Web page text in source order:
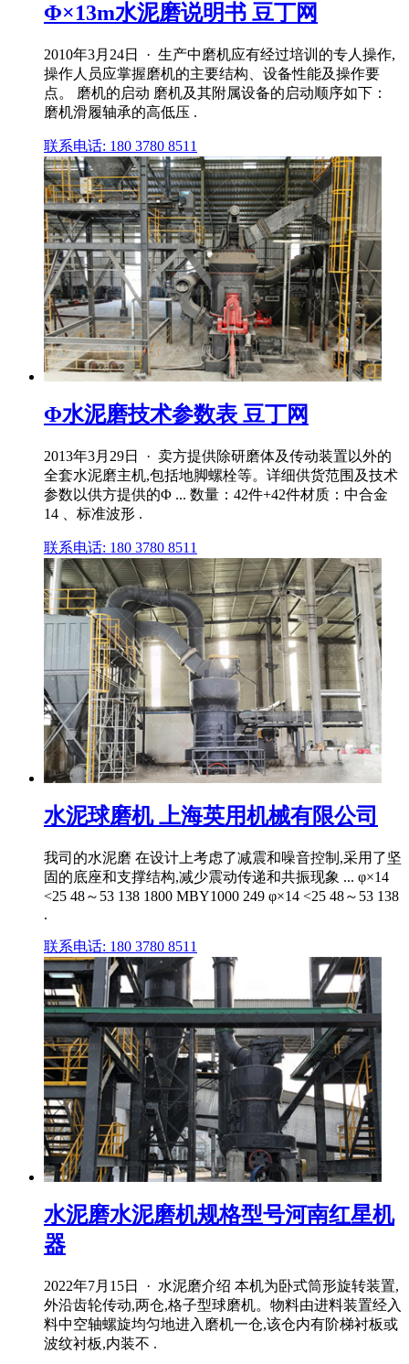
Φ×13m水泥磨说明书 豆丁网
2010年3月24日 · 生产中磨机应有经过培训的专人操作,
操作人员应掌握磨机的主要结构、设备性能及操作要
点。 磨机的启动 磨机及其附属设备的启动顺序如下：
磨机滑履轴承的高低压 .
联系电话: 180 3780 8511
Φ水泥磨技术参数表 豆丁网
2013年3月29日 · 卖方提供除研磨体及传动装置以外的
全套水泥磨主机,包括地脚螺栓等。详细供货范围及技术
参数以供方提供的Φ ... 数量：42件+42件材质：中合金
14 、标准波形 .
联系电话: 180 3780 8511
水泥球磨机 上海英用机械有限公司
我司的水泥磨 在设计上考虑了减震和噪音控制,采用了坚
固的底座和支撑结构,减少震动传递和共振现象 ... φ×14
<25 48～53 138 1800 MBY1000 249 φ×14 <25 48～53 138
.
联系电话: 180 3780 8511
水泥磨水泥磨机规格型号河南红星机
器
2022年7月15日 · 水泥磨介绍 本机为卧式筒形旋转装置,
外沿齿轮传动,两仓,格子型球磨机。物料由进料装置经入
料中空轴螺旋均匀地进入磨机一仓,该仓内有阶梯衬板或
波纹衬板,内装不 .